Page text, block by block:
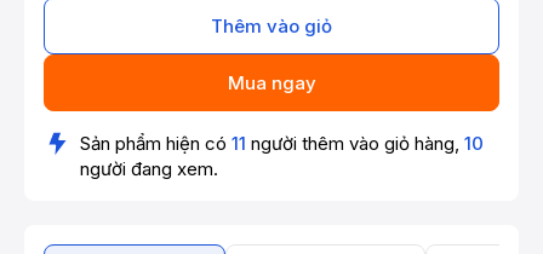
Thêm vào giỏ
Mua ngay
Sản phẩm hiện có 11 người thêm vào giỏ hàng, 10
người đang xem.